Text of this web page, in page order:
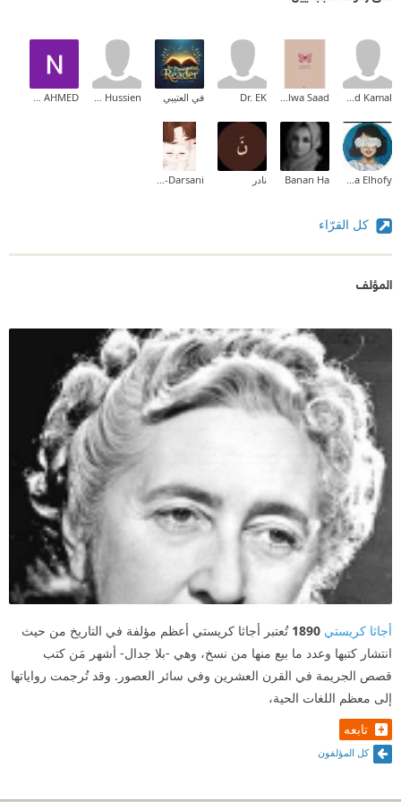
Dr. EK في العتيبي
Banan Ha نادر
كل القرّاء
المؤلف
أجاثا كريستي 1890 تُعتبر أجاثا كريستي أعظم مؤلفة في التاريخ من حيث
انتشار كتبها وعدد ما بيع منها من نسخ، وهي -بلا جدال- أشهر مَن كتب
قصص الجريمة في القرن العشرين وفي سائر العصور. وقد تُرجمت رواياتها
إلى معظم اللغات الحية،
تابعه
كل المؤلفون